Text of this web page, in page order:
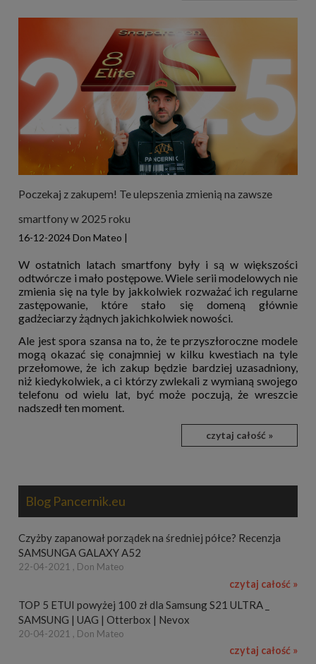
Poczekaj z zakupem! Te ulepszenia zmienią na zawsze
smartfony w 2025 roku
16-12-2024Don Mateo |
W ostatnich latach smartfony były i są w większości
odtwórcze i mało postępowe. Wiele serii modelowych nie
zmienia się na tyle by jakkolwiek rozważać ich regularne
zastępowanie, które stało się domeną głównie
gadżeciarzy żądnych jakichkolwiek nowości.
Ale jest spora szansa na to, że te przyszłoroczne modele
mogą okazać się conajmniej w kilku kwestiach na tyle
przełomowe, że ich zakup będzie bardziej uzasadniony,
niż kiedykolwiek, a ci którzy zwlekali z wymianą swojego
telefonu od wielu lat, być może poczują, że wreszcie
nadszedł ten moment.
czytaj całość »
Blog Pancernik.eu
Czyżby zapanował porządek na średniej półce? Recenzja
SAMSUNGA GALAXY A52
22-04-2021 , Don Mateo
czytaj całość »
TOP 5 ETUI powyżej 100 zł dla Samsung S21 ULTRA _
SAMSUNG | UAG | Otterbox | Nevox
20-04-2021 , Don Mateo
czytaj całość »